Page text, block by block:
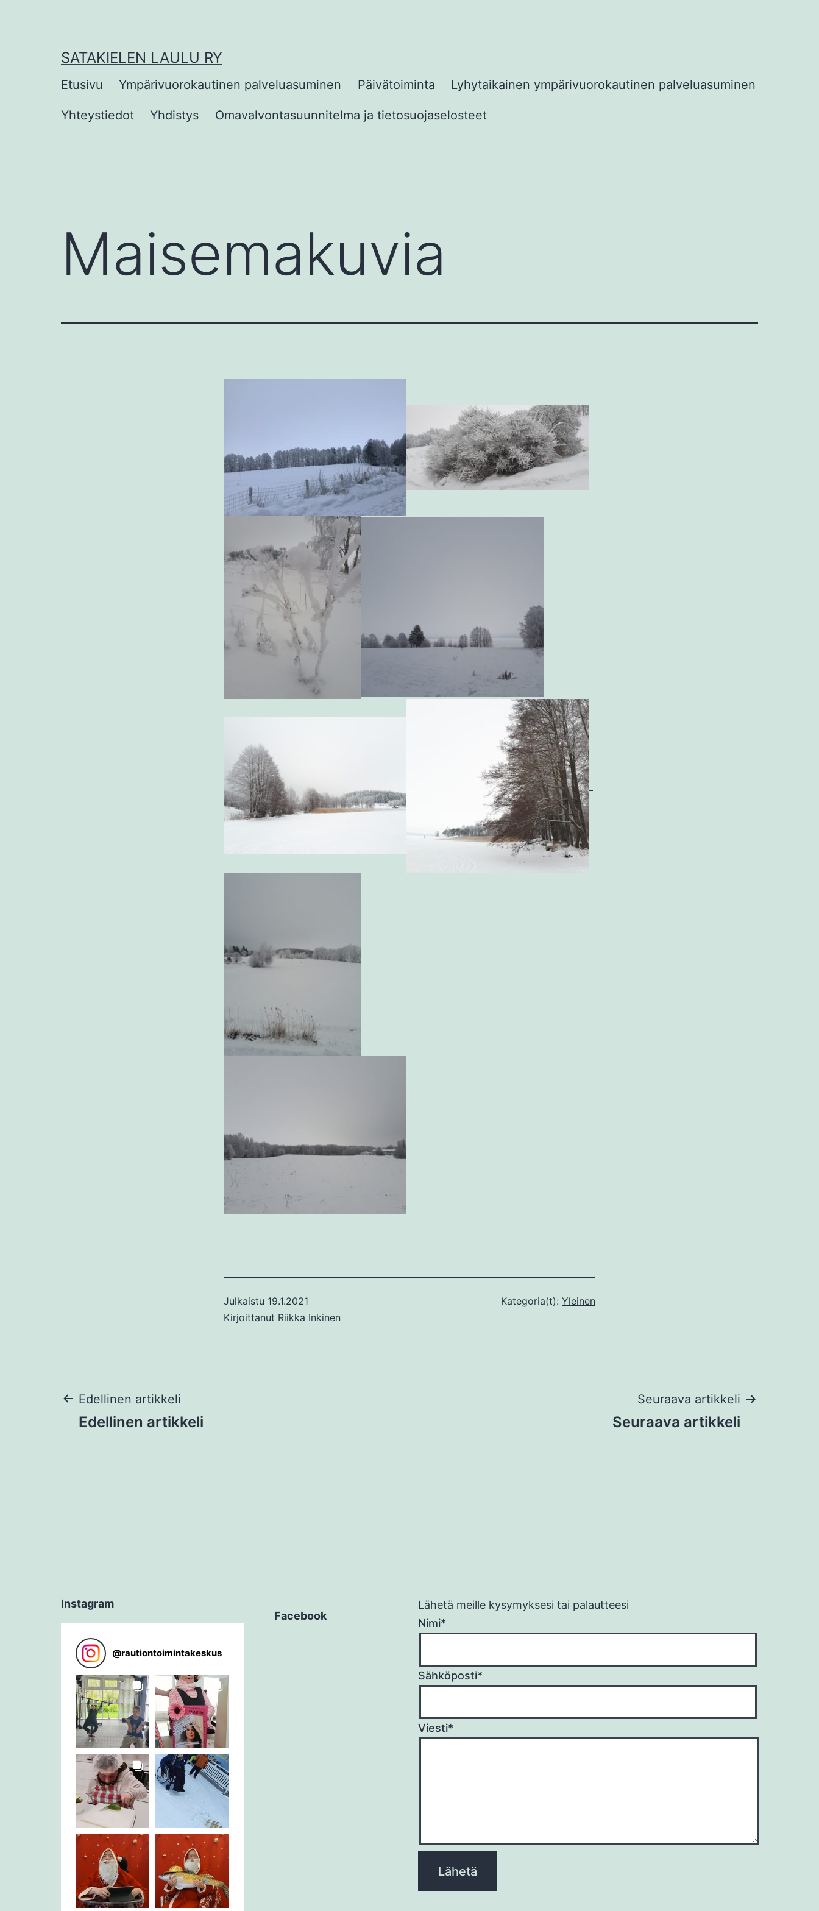
SATAKIELEN LAULU RY
Etusivu Ympärivuorokautinen palveluasuminen Päivätoiminta Lyhytaikainen ympärivuorokautinen palveluasuminen
Yhteystiedot Yhdistys Omavalvontasuunnitelma ja tietosuojaselosteet
Maisemakuvia
Julkaistu 19.1.2021
Kirjoittanut Riikka Inkinen
Kategoria(t): Yleinen
Artikkelien
Edellinen artikkeli
Edellinen artikkeli
Seuraava artikkeli
Seuraava artikkeli
Instagram
@rautiontoimintakeskus
Facebook
Lähetä meille kysymyksesi tai palautteesi
Nimi*
Sähköposti*
Viesti*
leave